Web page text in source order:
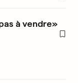
à vendre»